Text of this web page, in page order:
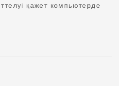
қажет компьютерде